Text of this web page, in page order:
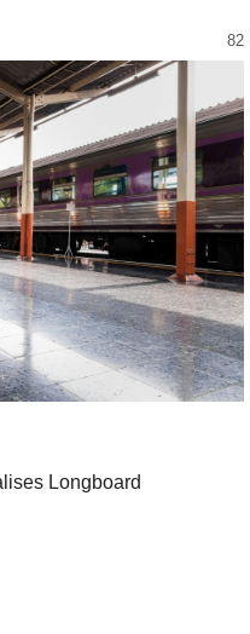
82
Longboard